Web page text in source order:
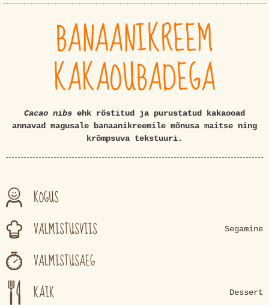
BANAANIKREEM
KAKAOUBADEGA
Cacao nibs ehk röstitud ja purustatud kakaooad
annavad magusale banaanikreemile mõnusa maitse ning
krõmpsuva tekstuuri.
KOGUS
VALMISTUSVIIS
Segamine
VALMISTUSAEG
KÄIK
Dessert